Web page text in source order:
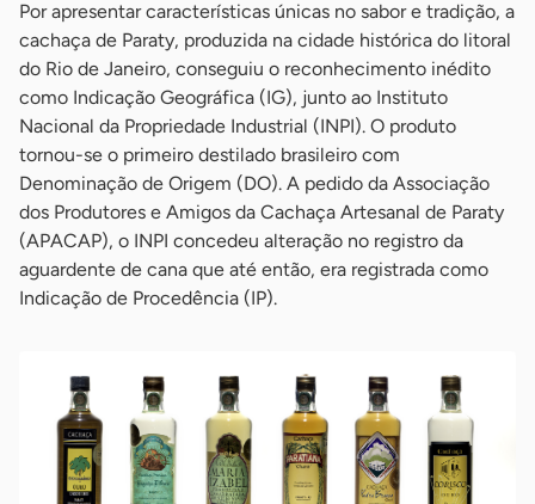
Por apresentar características únicas no sabor e tradição, a
cachaça de Paraty, produzida na cidade histórica do litoral
do Rio de Janeiro, conseguiu o reconhecimento inédito
como Indicação Geográfica (IG), junto ao Instituto
Nacional da Propriedade Industrial (INPI). O produto
tornou-se o primeiro destilado brasileiro com
Denominação de Origem (DO). A pedido da Associação
dos Produtores e Amigos da Cachaça Artesanal de Paraty
(APACAP), o INPI concedeu alteração no registro da
aguardente de cana que até então, era registrada como
Indicação de Procedência (IP).